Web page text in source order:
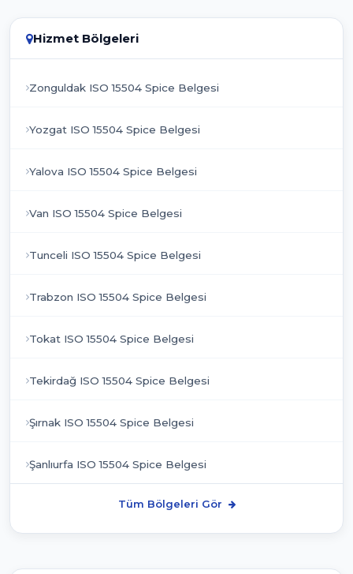
Hizmet Bölgeleri
Zonguldak ISO 15504 Spice Belgesi
Yozgat ISO 15504 Spice Belgesi
Yalova ISO 15504 Spice Belgesi
Van ISO 15504 Spice Belgesi
Tunceli ISO 15504 Spice Belgesi
Trabzon ISO 15504 Spice Belgesi
Tokat ISO 15504 Spice Belgesi
Tekirdağ ISO 15504 Spice Belgesi
Şırnak ISO 15504 Spice Belgesi
Şanlıurfa ISO 15504 Spice Belgesi
Tüm Bölgeleri Gör